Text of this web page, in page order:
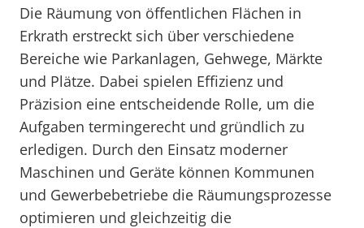
Die Räumung von öffentlichen Flächen in
Erkrath erstreckt sich über verschiedene
Bereiche wie Parkanlagen, Gehwege, Märkte
und Plätze. Dabei spielen Effizienz und
Präzision eine entscheidende Rolle, um die
Aufgaben termingerecht und gründlich zu
erledigen. Durch den Einsatz moderner
Maschinen und Geräte können Kommunen
und Gewerbebetriebe die Räumungsprozesse
optimieren und gleichzeitig die